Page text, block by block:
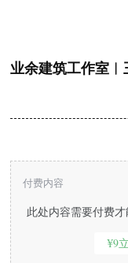
业余建筑工作室
此处内容需要付费
¥9
付费内容